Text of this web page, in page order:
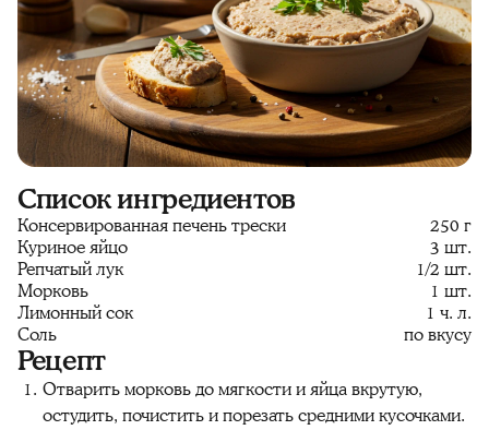
Список ингредиентов
Консервированная печень трески
250 г
Куриное яйцо
3 шт.
Репчатый лук
1/2 шт.
Морковь
1 шт.
Лимонный сок
1 ч. л.
Соль
по вкусу
Рецепт
Отварить морковь до мягкости и яйца вкрутую,
остудить, почистить и порезать средними кусочками.